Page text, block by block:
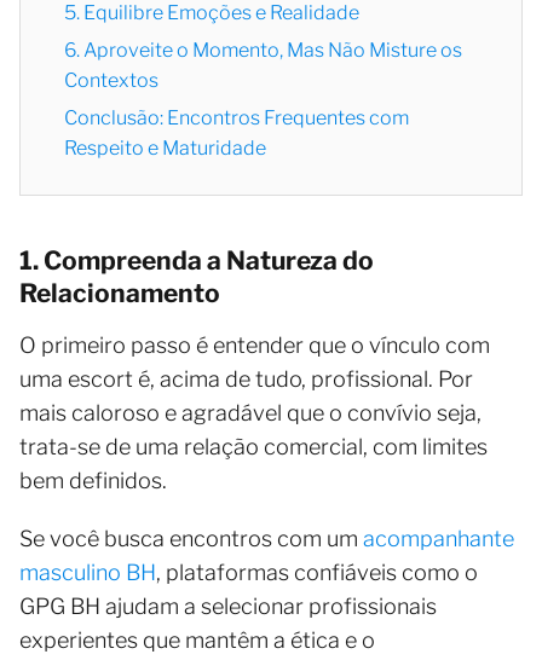
5. Equilibre Emoções e Realidade
6. Aproveite o Momento, Mas Não Misture os
Contextos
Conclusão: Encontros Frequentes com
Respeito e Maturidade
1. Compreenda a Natureza do
Relacionamento
O primeiro passo é entender que o vínculo com
uma escort é, acima de tudo, profissional. Por
mais caloroso e agradável que o convívio seja,
trata-se de uma relação comercial, com limites
bem definidos.
Se você busca encontros com um acompanhante
masculino BH, plataformas confiáveis como o
GPG BH ajudam a selecionar profissionais
experientes que mantêm a ética e o